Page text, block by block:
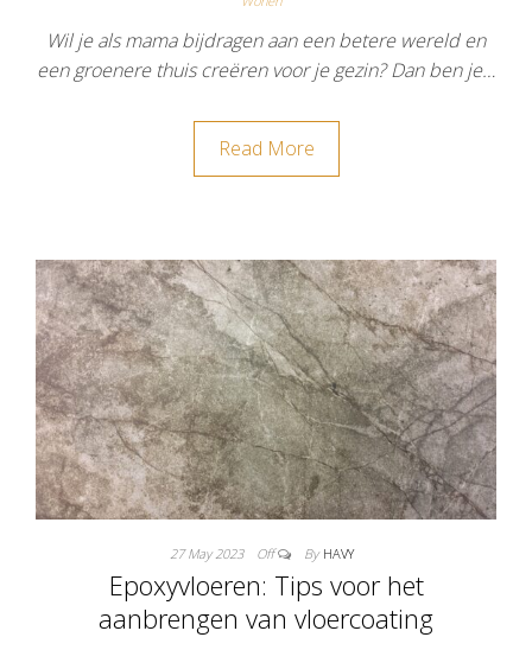
Wil je als mama bijdragen aan een betere wereld en
een groenere thuis creëren voor je gezin? Dan ben je…
Read More
27 May 2023 Off By HAVY
Epoxyvloeren: Tips voor het
aanbrengen van vloercoating